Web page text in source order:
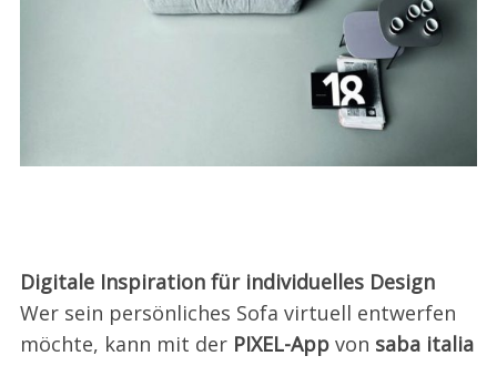
Digitale Inspiration für individuelles Design
Wer sein persönliches Sofa virtuell entwerfen
möchte, kann mit der PIXEL-Appvon saba italia